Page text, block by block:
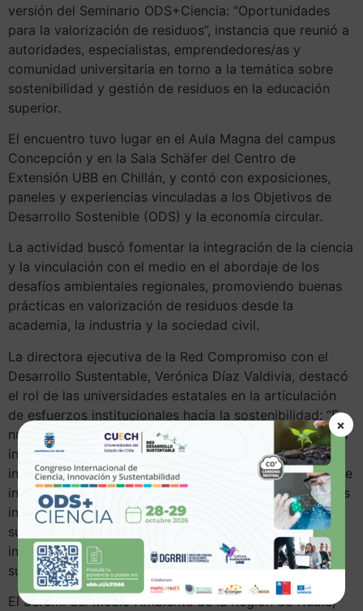
×
versión del Seminario ODS+Ciencia: “Oportunidades
para la valorización de residuos”, instancia que reunió a
autoridades, especialistas, emprendedores/as y
comunidad universitaria en torno a la temática sobre
sostenibilidad y gestión de residuos en la educación
superior.
El encuentro tuvo lugar en el Aula Magna del campus
Concepción y en la Sala Schäfer del Centro de
Extensión UBB en Chillán, y contó con exposiciones,
paneles y experiencias vinculadas a los Objetivos de
Desarrollo Sostenible (ODS) y la economía circular.
La actividad buscó fomentar la integración de la ciencia
y la vinculación con el medio en el abordaje de los
desafíos ambientales regionales, promoviendo buenas
prácticas en valorización de residuos desde la
academia, la industria y la sociedad civil.
La directora ejecutiva de la Red Compromiso con el
Desarrollo Sustentable, Verónica Díaz Valdivia, destacó
el rol de las universidades estatales en la articulación
de esfuerzos institucionales hacia la sostenibilidad: “En
nuestra Red, para la incorporación de los ODS tanto en
investigación, la vinculación con el medio y la gestión
institucional, estamos realizando un trabajo de cruce de
información para obtener datos concretos con aquellas
instituciones que tienen unidades transversales en
sustentabilidad, las cuales avanzan más rápido en
incorporar acciones para lograr universidades
sustentables”.
El Seremi del Medio Ambiente de la Región de Ñuble,